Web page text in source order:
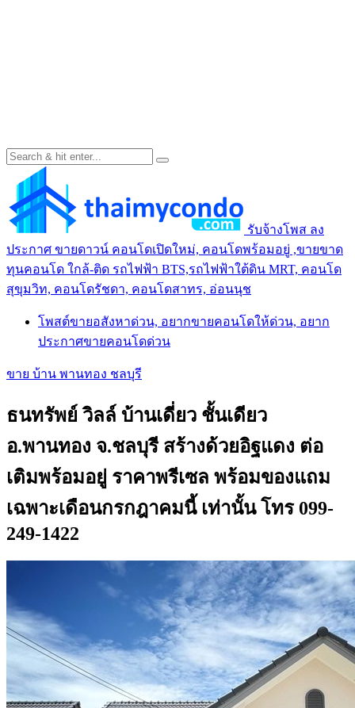
รับจ้างโพส ลง
ประกาศ ขายดาวน์ คอนโดเปิดใหม่, คอนโดพร้อมอยู่ ,ขายขาด
ทุนคอนโด ใกล้-ติด รถไฟฟ้า BTS,รถไฟฟ้าใต้ดิน MRT, คอนโด
สุขุมวิท, คอนโดรัชดา, คอนโดสาทร, อ่อนนุช
โพสต์ขายอสังหาด่วน, อยากขายคอนโดให้ด่วน, อยาก
ประกาศขายคอนโดด่วน
ขาย บ้าน พานทอง ชลบุรี
ธนทรัพย์ วิลล์ บ้านเดี่ยว ชั้นเดียว
อ.พานทอง จ.ชลบุรี สร้างด้วยอิฐแดง ต่อ
เติมพร้อมอยู่ ราคาพรีเซล พร้อมของแถม
เฉพาะเดือนกรกฎาคมนี้ เท่านั้น โทร 099-
249-1422